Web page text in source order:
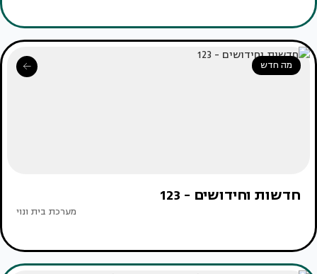
מה חדש
חדשות וחידושים - 123
מערכת בית ונוי